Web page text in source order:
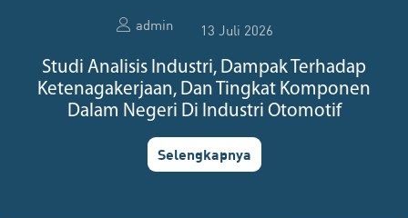
admin 13 Juli 2026
Studi Analisis Industri, Dampak Terhadap
Ketenagakerjaan, Dan Tingkat Komponen
Dalam Negeri Di Industri Otomotif
Selengkapnya